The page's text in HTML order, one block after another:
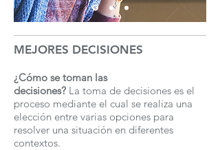
MEJORES DECISIONES
¿Cómo se toman las
decisiones? La toma de decisiones es el
proceso mediante el cual se realiza una
elección entre varias opciones para
resolver una situación en diferentes
contextos.